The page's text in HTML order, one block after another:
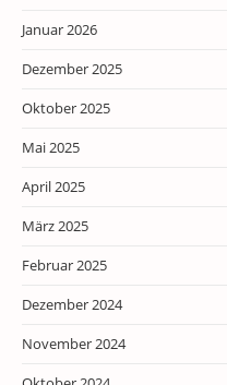
Januar 2026
Dezember 2025
Oktober 2025
Mai 2025
April 2025
März 2025
Februar 2025
Dezember 2024
November 2024